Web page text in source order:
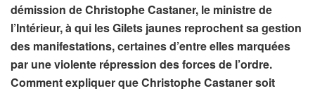
démission de Christophe Castaner, le ministre de
l’Intérieur, à qui les Gilets jaunes reprochent sa gestion
des manifestations, certaines d’entre elles marquées
par une violente répression des forces de l’ordre.
Comment expliquer que Christophe Castaner soit